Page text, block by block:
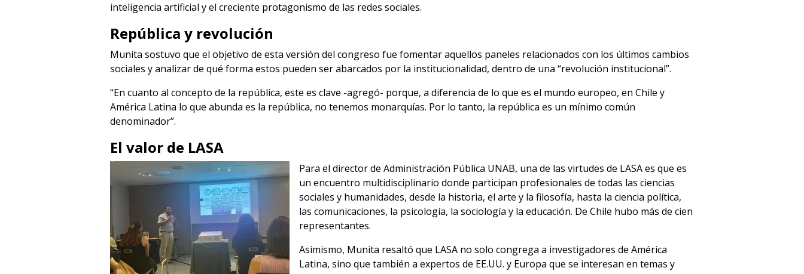
inteligencia artificial y el creciente protagonismo de las redes sociales.
República y revolución
Munita sostuvo que el objetivo de esta versión del congreso fue fomentar aquellos paneles relacionados con los últimos cambios
sociales y analizar de qué forma estos pueden ser abarcados por la institucionalidad, dentro de una “revolución institucional”.
“En cuanto al concepto de la república, este es clave -agregó- porque, a diferencia de lo que es el mundo europeo, en Chile y
América Latina lo que abunda es la república, no tenemos monarquías. Por lo tanto, la república es un mínimo común
denominador”.
El valor de LASA
Para el director de Administración Pública UNAB, una de las virtudes de LASA es que es
un encuentro multidisciplinario donde participan profesionales de todas las ciencias
sociales y humanidades, desde la historia, el arte y la filosofía, hasta la ciencia política,
las comunicaciones, la psicología, la sociología y la educación. De Chile hubo más de cien
representantes.
Asimismo, Munita resaltó que LASA no solo congrega a investigadores de América
Latina, sino que también a expertos de EE.UU. y Europa que se interesan en temas y